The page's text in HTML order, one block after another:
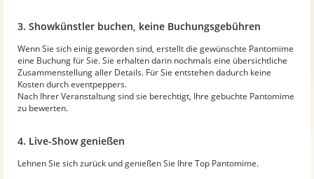
3. Showkünstler buchen, keine Buchungsgebühren
Wenn Sie sich einig geworden sind, erstellt die gewünschte Pantomime
eine Buchung für Sie. Sie erhalten darin nochmals eine übersichtliche
Zusammenstellung aller Details. Für Sie entstehen dadurch keine
Kosten durch eventpeppers.
Nach Ihrer Veranstaltung sind sie berechtigt, Ihre gebuchte Pantomime
zu bewerten.
4. Live-Show genießen
Lehnen Sie sich zurück und genießen Sie Ihre Top Pantomime.